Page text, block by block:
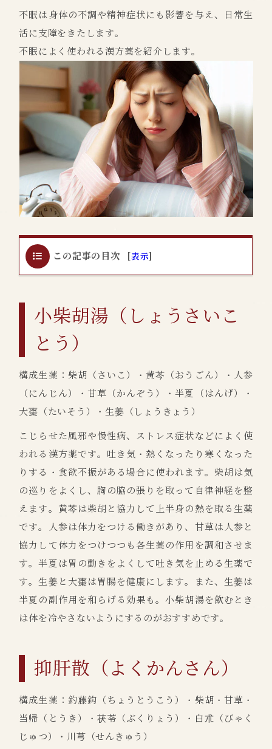
不眠は身体の不調や精神症状にも影響を与え、日常生
活に支障をきたします。
不眠によく使われる漢方薬を紹介します。
この記事の目次 表示
小柴胡湯（しょうさいこ
とう）
構成生薬：柴胡（さいこ）・黄芩（おうごん）・人参
（にんじん）・甘草（かんぞう）・半夏（はんげ）・
大棗（たいそう）・生姜（しょうきょう）
こじらせた風邪や慢性病、ストレス症状などによく使
われる漢方薬です。吐き気・熱くなったり寒くなった
りする・食欲不振がある場合に使われます。柴胡は気
の巡りをよくし、胸の脇の張りを取って自律神経を整
えます。黄芩は柴胡と協力して上半身の熱を取る生薬
です。人参は体力をつける働きがあり、甘草は人参と
協力して体力をつけつつも各生薬の作用を調和させま
す。半夏は胃の動きをよくして吐き気を止める生薬で
す。生姜と大棗は胃腸を健康にします。また、生姜は
半夏の副作用を和らげる効果も。小柴胡湯を飲むとき
は体を冷やさないようにするのがおすすめです。
抑肝散（よくかんさん）
構成生薬：釣藤鈎（ちょうとうこう）・柴胡・甘草・
当帰（とうき）・茯苓（ぶくりょう）・白朮（びゃく
じゅつ）・川芎（せんきゅう）